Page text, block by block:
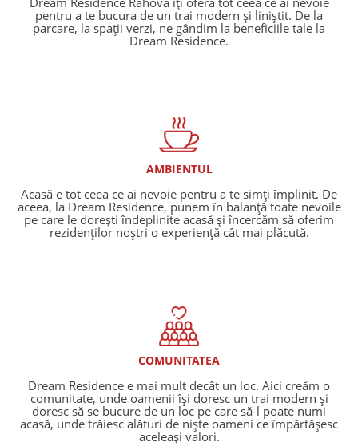
pentru a te bucura de un trai modern și liniștit. De la
parcare, la spații verzi, ne gândim la beneficiile tale la
Dream Residence.
AMBIENTUL
Acasă e tot ceea ce ai nevoie pentru a te simți împlinit. De
aceea, la Dream Residence, punem în balanță toate nevoile
pe care le dorești îndeplinite acasă și încercăm să oferim
rezidenților noștri o experiență cât mai plăcută.
COMUNITATEA
Dream Residence e mai mult decât un loc. Aici creăm o
comunitate, unde oamenii își doresc un trai modern și
doresc să se bucure de un loc pe care să-l poate numi
acasă, unde trăiesc alături de niște oameni ce împărtășesc
aceleași valori.